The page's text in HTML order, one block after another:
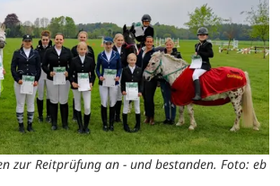
zur Reitprüfung an - und bestanden. Foto: eb